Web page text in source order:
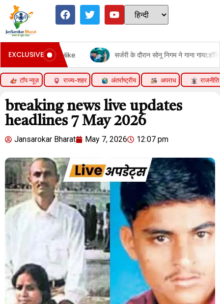
EXCLUSIVE
Hike सर्जरी के दौरान सोनू निगम ने गाना गाया:हॉस्पिटल बेड से शेयर
टॉप न्यूज़ राज्य-शहर अंतर्राष्ट्रीय अपराध राजनीति
breaking news live updates
headlines 7 May 2026
Jansarokar Bharat May 7, 2026 12:07 pm